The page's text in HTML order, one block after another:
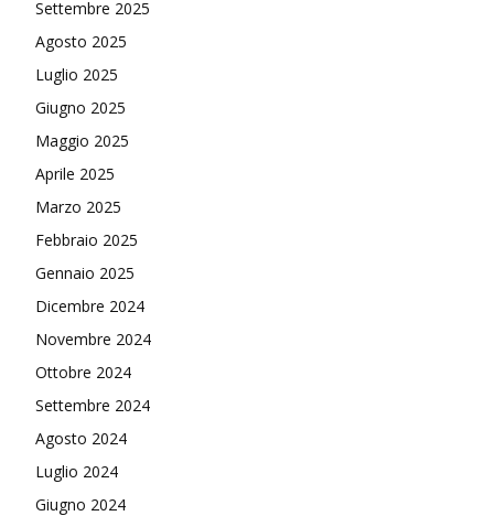
Settembre 2025
Agosto 2025
Luglio 2025
Giugno 2025
Maggio 2025
Aprile 2025
Marzo 2025
Febbraio 2025
Gennaio 2025
Dicembre 2024
Novembre 2024
Ottobre 2024
Settembre 2024
Agosto 2024
Luglio 2024
Giugno 2024